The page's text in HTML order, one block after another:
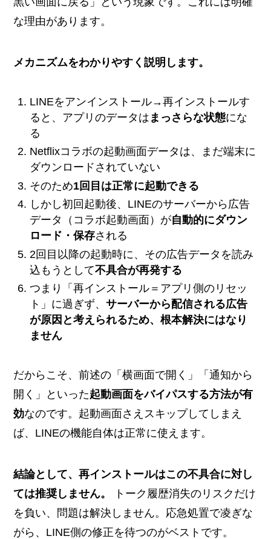
な理由があります。
メカニズムをわかりやすく説明します。
LINEをアンインストール→再インストールす
ると、アプリのデータは まっさらな状態にな
る
Netflixコラボの起動画面データは、まだ端末に
ダウンロードされていない
そのため1回目は正常に起動できる
しかし初回起動後、LINEのサーバーから広告
データ（コラボ起動画面）が自動的にダウン
ロード・保存される
2回目以降の起動時に、その広告データを読み
込もうとして不具合が再発する
つまり「再インストール＝アプリ側のリセッ
ト」に過ぎず、サーバーから配信される広告
が原因と考えられるため、根本解決にはなり
ません
だからこそ、前述の「横画面で開く」「通知から
開く」といった起動画面をバイパスする方法が有
効なのです。起動画面さえスキップしてしまえ
ば、LINEの機能自体は正常に使えます。
結論として、再インストールはこの不具合に対し
ては推奨しません。
トーク履歴消失のリスクだけ
を負い、問題は解決しません。応急処置で凌ぎな
がら、LINE側の修正を待つのがベストです。